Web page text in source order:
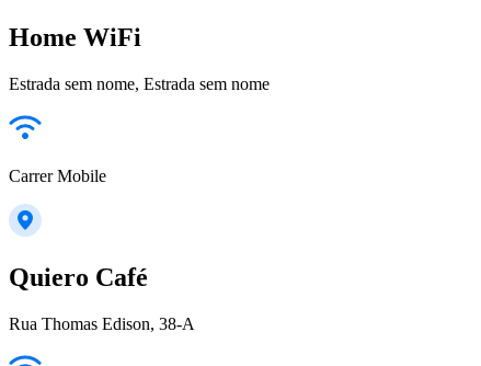
Home WiFi
Estrada sem nome, Estrada sem nome
Carrer Mobile
Quiero Café
Rua Thomas Edison, 38-A